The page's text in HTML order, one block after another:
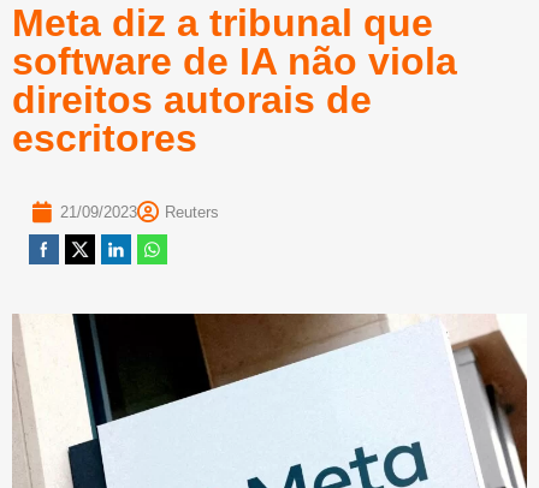
Meta diz a tribunal que
software de IA não viola
direitos autorais de
escritores
21/09/2023 Reuters